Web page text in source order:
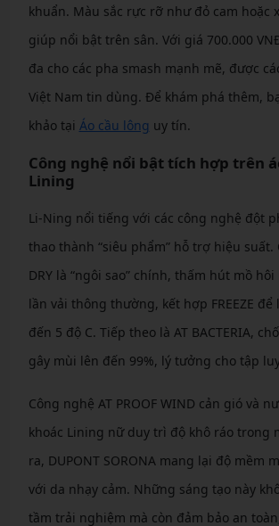
khuẩn. Màu sắc rực rỡ như đỏ cam hoặc
giúp nổi bật trên sân. Với giá 700.000
đa cho các pha smash mạnh mẽ, được
Việt Nam tin dùng. Để khám phá thêm,
khảo tại Áo cầu lông uy tín.
Công nghệ nổi bật tích hợp trên
Lining
Li-Ning nổi tiếng với các công nghệ đột
thao thành “siêu phẩm” hỗ trợ hiệu suất.
DRY là “ngôi sao” chính, thấm hút mồ
lần vải thông thường, kết hợp FREEZE để
đến 5 độ C. Tiếp theo là AT BACTERIA,
gây mùi lên đến 99%, lý tưởng cho tập
Công nghệ AT PROOF WIND cản gió và
khoác Lining nữ duy trì độ khô ráo trong
ra, DUPONT SORONA mang lại độ mềm
với da nhạy cảm. Những sáng tạo này
tầm trải nghiệm mà còn đảm bảo an